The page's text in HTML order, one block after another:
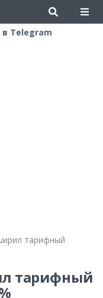
в Telegram
тарифный
тарифный